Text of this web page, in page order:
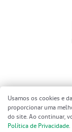
Usamos os cookies e
proporcionar uma
do site. Ao continuar,
Política de Privacidade.